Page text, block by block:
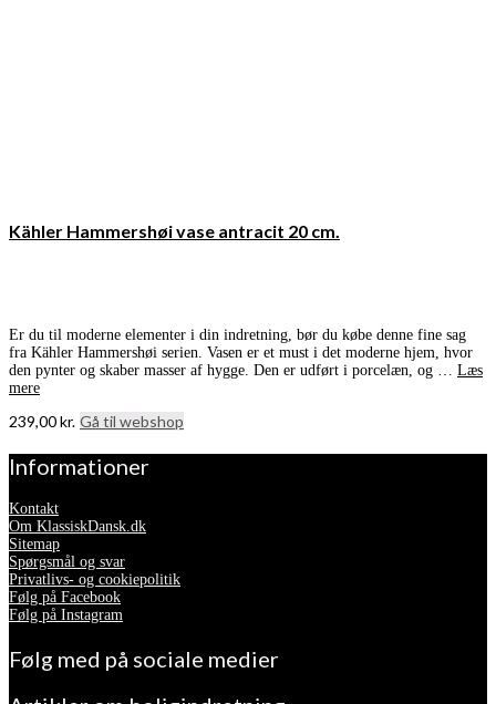
Kähler Hammershøi vase antracit 20 cm.
Er du til moderne elementer i din indretning, bør du købe denne fine sag
fra Kähler Hammershøi serien. Vasen er et must i det moderne hjem, hvor
den pynter og skaber masser af hygge. Den er udført i porcelæn, og … Læs
mere
239,00kr. Gå til webshop
Informationer
Kontakt
Om KlassiskDansk.dk
Sitemap
Spørgsmål og svar
Privatlivs- og cookiepolitik
Følg på Facebook
Følg på Instagram
Følg med på sociale medier